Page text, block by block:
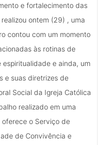
e fortalecimento das
ontem (29) , uma
contou com um momento
às rotinas de
e ainda, um
e suas diretrizes de
Social da Igreja Católica
realizado em uma
o Serviço de
de Convivência e